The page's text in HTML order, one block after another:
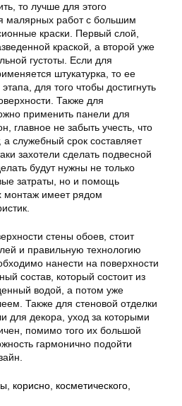
то лучше для этого
малярных работ с большим
краски. Первый слой,
краской, а второй уже
густоты. Если для
штукатурка, то ее
для того чтобы достигнуть
Также для
применить панели для
главное не забыть учесть, что
служебный срок составляет
захотели сделать подвесной
будут нужны не только
затраты, но и помощь
монтаж имеет рядом
стены обоев, стоит
и правильную технологию
нанести на поверхности
состав, который состоит из
водой, а потом уже
Также для стеновой отделки
для декора, уход за которыми
помимо того их большой
гармонично подойти
корисно косметического